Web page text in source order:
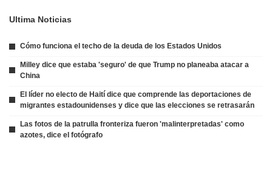
Ultima Noticias
Cómo funciona el techo de la deuda de los Estados Unidos
Milley dice que estaba 'seguro' de que Trump no planeaba atacar a
China
El líder no electo de Haití dice que comprende las deportaciones de
migrantes estadounidenses y dice que las elecciones se retrasarán
Las fotos de la patrulla fronteriza fueron 'malinterpretadas' como
azotes, dice el fotógrafo